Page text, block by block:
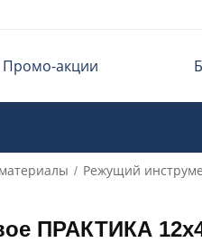
Промо-акции
/ Режущий
ПРАКТИКА